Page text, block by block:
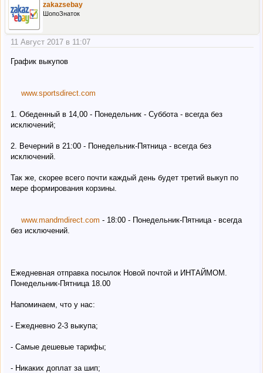
zakazsebay
ШопоЗнаток
11 Август 2017 в 11:07
График выкупов
www.sportsdirect.com
1. Обеденный в 14,00 - Понедельник - Суббота - всегда без
исключений;
2. Вечерний в 21:00 - Понедельник-Пятница - всегда без
исключений.
Так же, скорее всего почти каждый день будет третий выкуп по
мере формирования корзины.
www.mandmdirect.com - 18:00 - Понедельник-Пятница - всегда
без исключений.
Ежедневная отправка посылок Новой почтой и ИНТАЙМОМ.
Понедельник-Пятница 18.00
Напоминаем, что у нас:
- Ежедневно 2-3 выкупа;
- Самые дешевые тарифы;
- Никаких доплат за шип;